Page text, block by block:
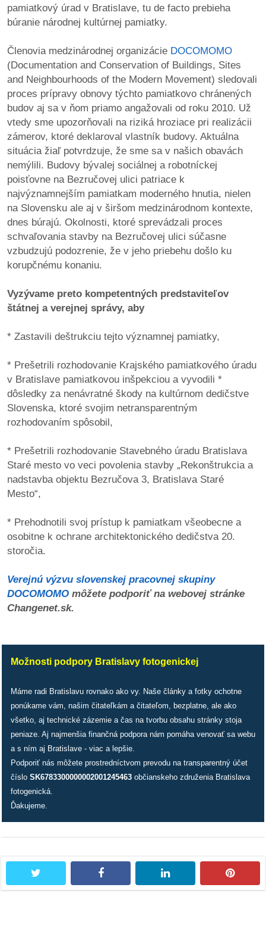
kauzy
stavebné
konania
pripomienkové
konania
dobrá
prax
práca
odkazy
petície
médií
/
knihy
/
výstavy
nás
podpora
nás
podporili
autorské
zázemie
pamiatkový úrad v Bratislave, tu de facto prebieha
búranie národnej kultúrnej pamiatky.
Členovia medzinárodnej organizácie DOCOMOMO
(Documentation and Conservation of Buildings, Sites
and Neighbourhoods of the Modern Movement) sledovali
proces prípravy obnovy týchto pamiatkovo chránených
budov aj sa v ňom priamo angažovali od roku 2010. Už
vtedy sme upozorňovali na riziká hroziace pri realizácii
zámerov, ktoré deklaroval vlastník budovy. Aktuálna
situácia žiaľ potvrdzuje, že sme sa v našich obavách
nemýlili. Budovy bývalej sociálnej a robotníckej
poisťovne na Bezručovej ulici patriace k
najvýznamnejším pamiatkam moderného hnutia, nielen
na Slovensku ale aj v širšom medzinárodnom kontexte,
dnes búrajú. Okolnosti, ktoré sprevádzali proces
schvaľovania stavby na Bezručovej ulici súčasne
vzbudzujú podozrenie, že v jeho priebehu došlo ku
korupčnému konaniu.
Vyzývame preto kompetentných predstaviteľov
štátnej a verejnej správy, aby
* Zastavili deštrukciu tejto významnej pamiatky,
* Prešetrili rozhodovanie Krajského pamiatkového úradu
v Bratislave pamiatkovou inšpekciou a vyvodili *
dôsledky za nenávratné škody na kultúrnom dedičstve
Slovenska, ktoré svojim netransparentným
rozhodovaním spôsobil,
* Prešetrili rozhodovanie Stavebného úradu Bratislava
Staré mesto vo veci povolenia stavby „Rekonštrukcia a
nadstavba objektu Bezručova 3, Bratislava Staré
Mesto“,
* Prehodnotili svoj prístup k pamiatkam všeobecne a
osobitne k ochrane architektonického dedičstva 20.
storočia.
Verejnú výzvu slovenskej pracovnej skupiny
DOCOMOMO môžete podporiť na webovej stránke
Changenet.sk.
Možnosti podpory Bratislavy fotogenickej
Máme radi Bratislavu rovnako ako vy. Naše články a fotky ochotne
ponúkame vám, našim čitateľkám a čitateľom, bezplatne, ale ako
všetko, aj technické zázemie a čas na tvorbu obsahu stránky stoja
peniaze. Aj najmenšia finančná podpora nám pomáha venovať sa webu
a s ním aj Bratislave - viac a lepšie.
Podporiť nás môžete prostredníctvom prevodu na transparentný účet
číslo SK6783300000002001245463 občianskeho združenia Bratislava
fotogenická.
Ďakujeme.
facebook linkedin